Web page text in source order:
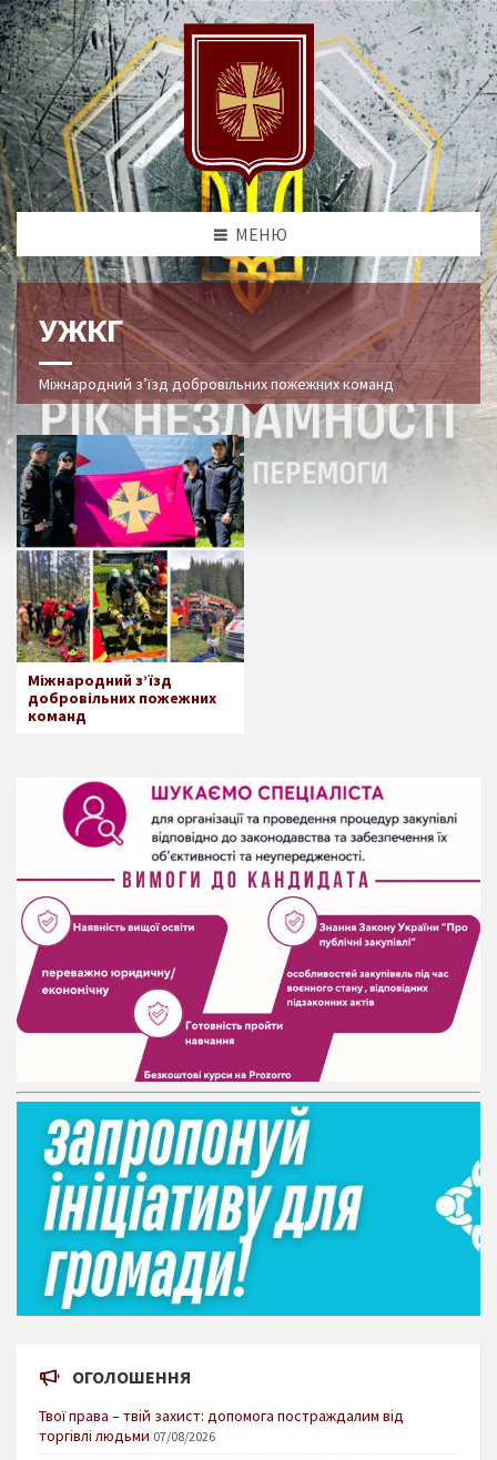
МЕНЮ
УЖКГ
Міжнародний з’їзд добровільних пожежних команд
Міжнародний з’їзд
добровільних пожежних
команд
ОГОЛОШЕННЯ
Твої права – твій захист: допомога постраждалим від
торгівлі людьми 07/08/2026